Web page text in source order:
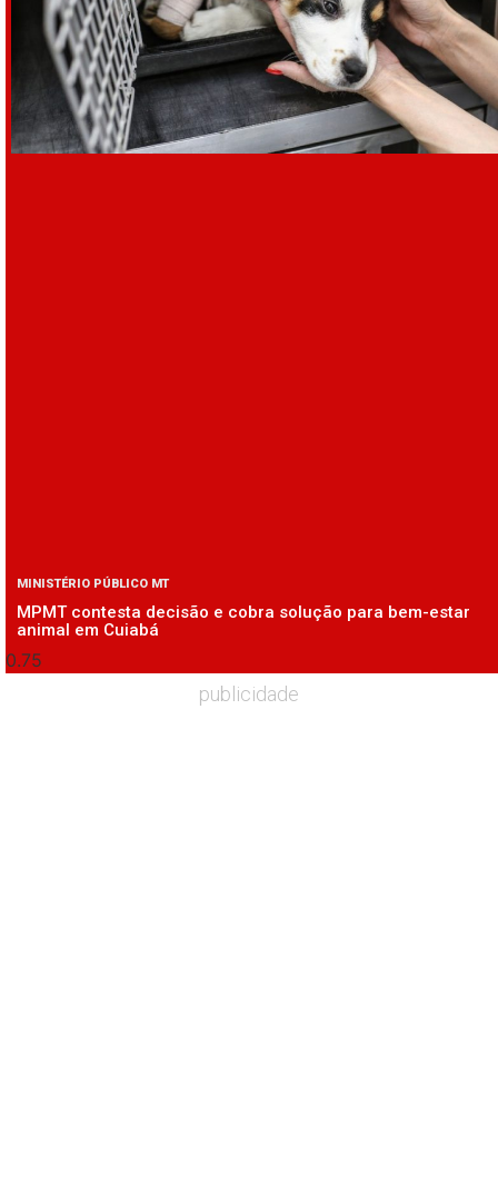
MINISTÉRIO PÚBLICO MT
MPMT contesta decisão e cobra solução para bem-estar
animal em Cuiabá
publicidade